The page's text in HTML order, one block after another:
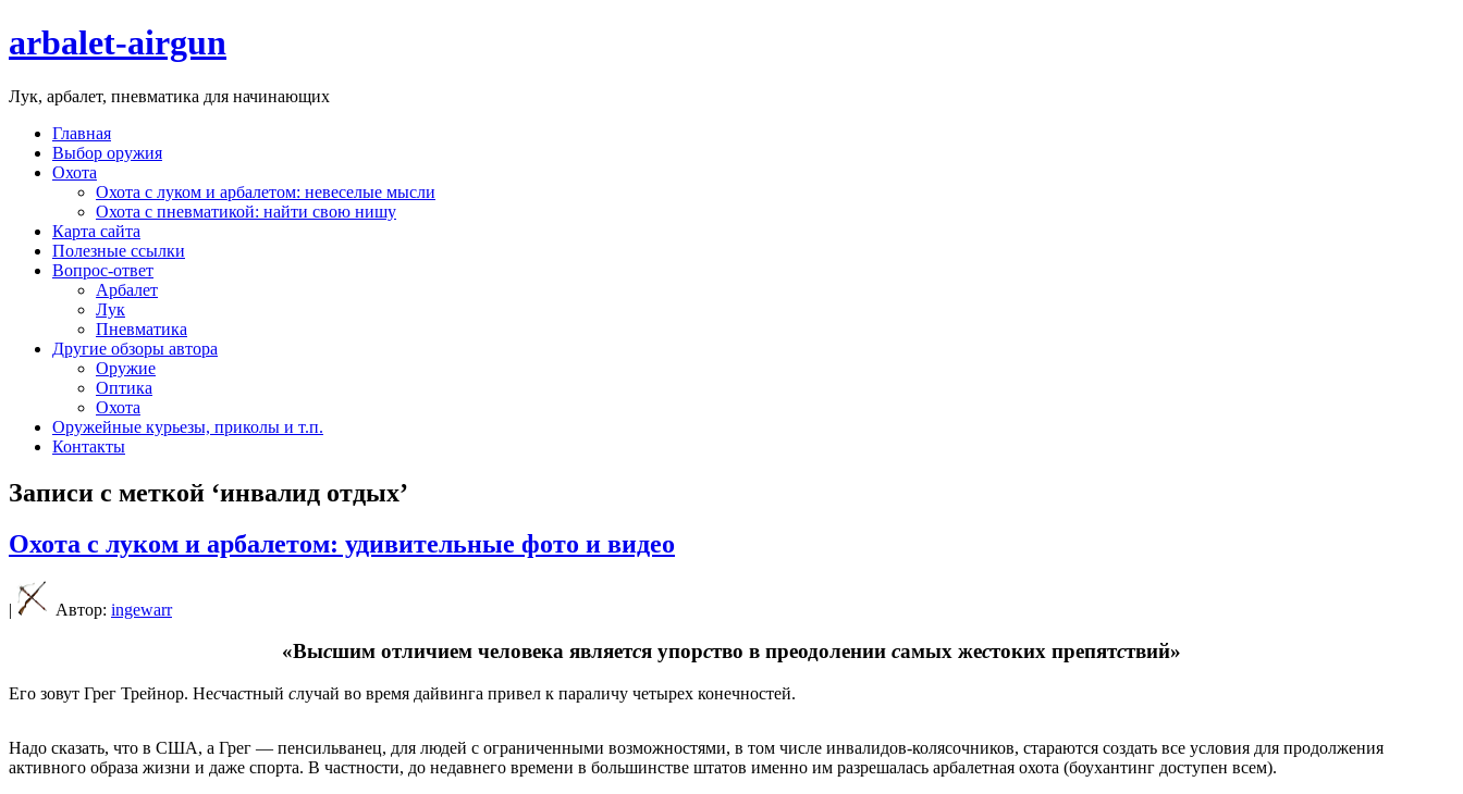
arbalet-airgun
Лук, арбалет, пневматика для начинающих
Главная
Выбор оружия
Охота
Охота с луком и арбалетом: невеселые мысли
Охота с пневматикой: найти свою нишу
Карта сайта
Полезные ссылки
Вопрос-ответ
Арбалет
Лук
Пневматика
Другие обзоры автора
Оружие
Оптика
Охота
Оружейные курьезы, приколы и т.п.
Контакты
Записи с меткой ‘инвалид отдых’
Охота с луком и арбалетом: удивительные фото и видео
| Автор: ingewarr
«Высшим отличием человека является упорство в преодолении самых жестоких препятствий»
Его зовут Грег Трейнор. Несчастный случай во время дайвинга привел к параличу четырех конечностей.
Надо сказать, что в США, а Грег — пенсильванец, для людей с ограниченными возможностями, в том числе инвалидов-колясочников, стараются создать все условия для продолжения
активного образа жизни и даже спорта. В частности, до недавнего времени в большинстве штатов именно им разрешалась арбалетная охота (боухантинг доступен всем).